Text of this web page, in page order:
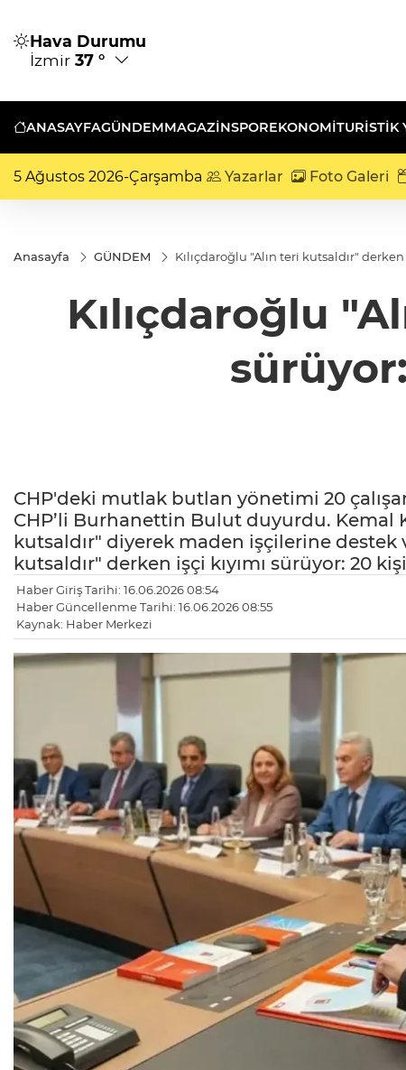
Hava Durumu
İzmir 37 °
ANASAYFAGÜNDEMMAGAZİNSPOREKONOMİTURISTIK
5 Ağustos 2026-Çarşamba Yazarlar Foto Galeri
Anasayfa GÜNDEM Kılıçdaroğlu "Alın teri kutsaldır"
Kılıçdaroğlu
CHP'deki mutlak butlan yönetimi 20
CHP’li Burhanettin Bulut duyurdu. Kemal
kutsaldır" diyerek maden işçilerine destek
kutsaldır" derken işçi kıyımı sürüyor: 20
Haber Giriş Tarihi: 16.06.2026 08:54
Haber Güncellenme Tarihi: 16.06.2026 08:55
Kaynak: Haber Merkezi